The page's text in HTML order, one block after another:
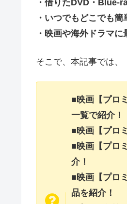
・借りたDVD・Blue-
・いつでもどこでも簡
・映画や海外ドラマに
そこで、本記事では、
■映画【プロ
一覧で紹介！
■映画【プロ
■映画【プロ
介！
■映画【プロ
品を紹介！